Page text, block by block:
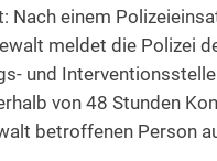
Nach einem
meldet die Polizei
und
von 48 Stunden
betroffenen Person